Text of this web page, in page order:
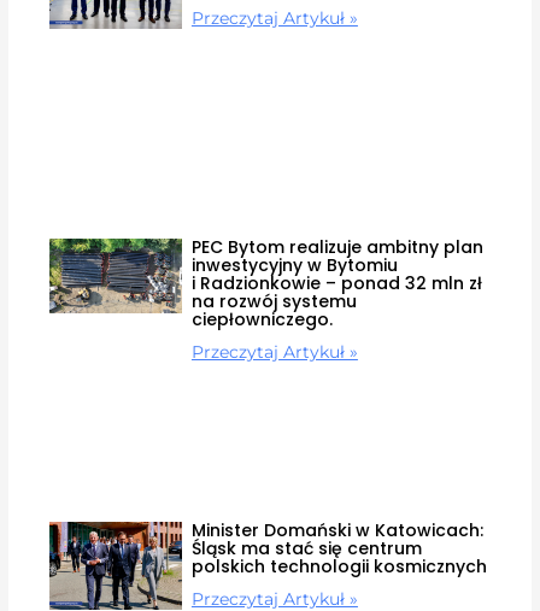
Przeczytaj Artykuł »
PEC Bytom realizuje ambitny plan
inwestycyjny w Bytomiu
i Radzionkowie – ponad 32 mln zł
na rozwój systemu
ciepłowniczego.
Przeczytaj Artykuł »
Minister Domański w Katowicach:
Śląsk ma stać się centrum
polskich technologii kosmicznych
Przeczytaj Artykuł »